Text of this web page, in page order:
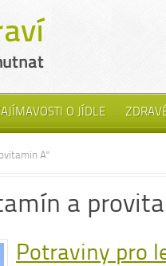
O JÍDLE
A"
a
Potraviny pro